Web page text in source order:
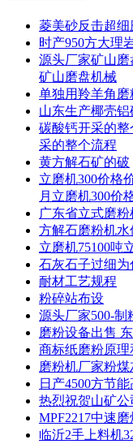
菱美砂反击超细
时产950方大理
源头厂家矿山
矿山磨盘机械
单独用羚羊角磨
山东生产椰壳
碳酸钙开采的
采的整个流程
黄方解石矿的破
立磨机300价格
月立磨机300价
广东省立式磨
方解石磨粉机水
立磨机75100吨
石灰石子过细
耐材工艺规程
粉碎站布设
源头厂家500-制
磨粉设备出售
商标纸磨粉原理
磨粉机厂家粉煤
日产4500方节
热烈祝贺山矿
MPF2217中速
临沂2手上料机